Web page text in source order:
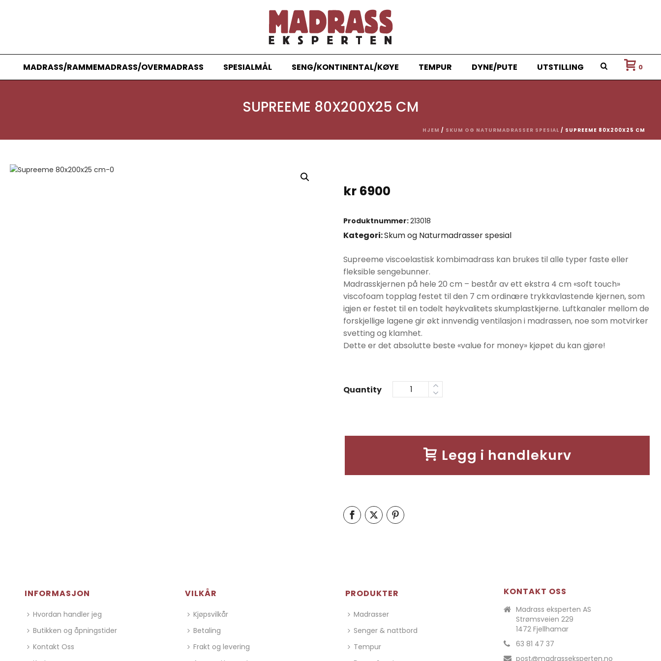
MADRASS/RAMMEMADRASS/OVERMADRASS SPESIALMÅL SENG/KONTINENTAL/KØYE TEMPUR DYNE/PUTE UTSTILLING 0
SUPREEME 80X200X25 CM
HJEM / SKUM OG NATURMADRASSER SPESIAL / SUPREEME 80X200X25 CM
kr 6900
Produktnummer:213018
Kategori:Skum og Naturmadrasser spesial
Supreeme viscoelastisk kombimadrass kan brukes til alle typer faste eller
fleksible sengebunner.
Madrasskjernen på hele 20 cm – består av ett ekstra 4 cm «soft touch»
viscofoam topplag festet til den 7 cm ordinære trykkavlastende kjernen, som
igjen er festet til en todelt høykvalitets skumplastkjerne. Luftkanaler mellom de
forskjellige lagene gir økt innvendig ventilasjon i madrassen, noe som motvirker
svetting og klamhet.
Dette er det absolutte beste «value for money» kjøpet du kan gjøre!
Quantity
Legg i handlekurv
INFORMASJON
Hvordan handler jeg
Butikken og åpningstider
Kontakt Oss
VILKÅR
Kjøpsvilkår
Betaling
Frakt og levering
PRODUKTER
Madrasser
Senger & nattbord
Tempur
KONTAKT OSS
Madrass eksperten AS
Strømsveien 229
1472 Fjellhamar
63 81 47 37
post@madrasseksperten.no